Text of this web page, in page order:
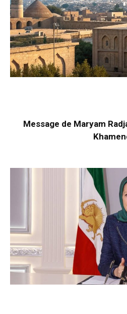
Message de Maryam